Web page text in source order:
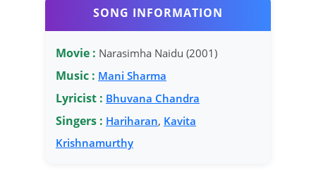
SONG INFORMATION
Movie : Narasimha Naidu (2001)
Music : Mani Sharma
Lyricist : Bhuvana Chandra
Singers : Hariharan, Kavita
Krishnamurthy